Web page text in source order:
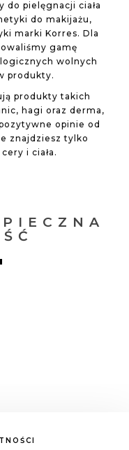
pielęgnacji ciała
do makijażu,
marki Korres. Dla
gamę
wolnych
produkty.
produkty takich
hagi oraz derma,
opinie od
znajdziesz tylko
i ciała.